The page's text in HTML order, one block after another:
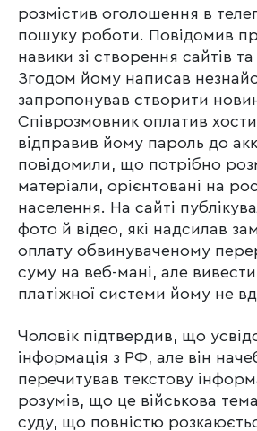
розмістив оголошення в
пошуку роботи. Повідомив
навики зі створення сайтів
Згодом йому написав
запропонував створити
Співрозмовник оплатив
відправив йому пароль до
повідомили, що потрібно
матеріали, орієнтовані на
населення. На сайті
фото й відео, які надсилав
оплату обвинуваченому
суму на веб-мані, але
платіжної системи йому не
Чоловік підтвердив, що
інформація з РФ, але він
перечитував текстову
розумів, що це військова
суду, що повністю